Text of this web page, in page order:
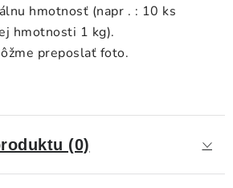
hmotnosť (napr . : 10 ks
hmotnosti 1 kg).
preposlať foto.
(0)